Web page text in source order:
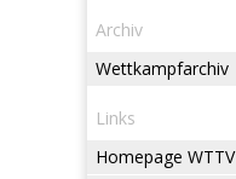
Archiv
Wettkampfarchiv
Links
Homepage WTTV